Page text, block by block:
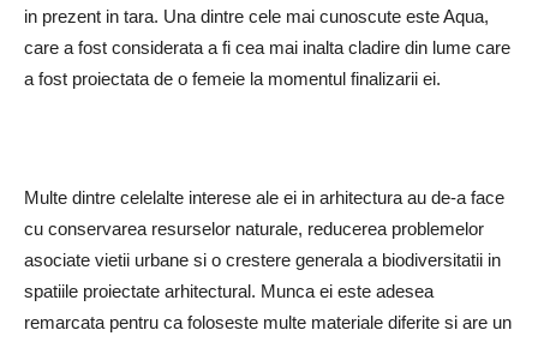
in prezent in tara. Una dintre cele mai cunoscute este Aqua,
care a fost considerata a fi cea mai inalta cladire din lume care
a fost proiectata de o femeie la momentul finalizarii ei.
Multe dintre celelalte interese ale ei in arhitectura au de-a face
cu conservarea resurselor naturale, reducerea problemelor
asociate vietii urbane si o crestere generala a biodiversitatii in
spatiile proiectate arhitectural. Munca ei este adesea
remarcata pentru ca foloseste multe materiale diferite si are un